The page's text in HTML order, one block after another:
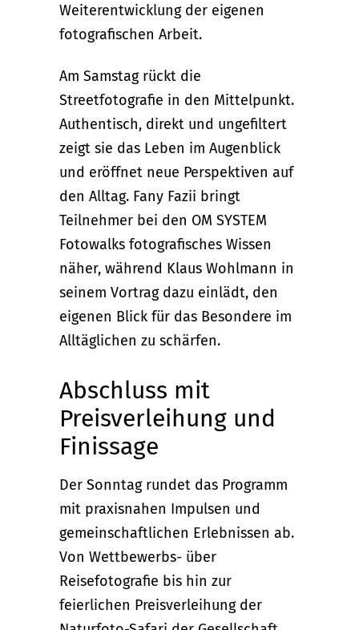
Weiterentwicklung der eigenen
fotografischen Arbeit.
Am Samstag rückt die
Streetfotografie in den Mittelpunkt.
Authentisch, direkt und ungefiltert
zeigt sie das Leben im Augenblick
und eröffnet neue Perspektiven auf
den Alltag. Fany Fazii bringt
Teilnehmer bei den OM SYSTEM
Fotowalks fotografisches Wissen
näher, während Klaus Wohlmann in
seinem Vortrag dazu einlädt, den
eigenen Blick für das Besondere im
Alltäglichen zu schärfen.
Abschluss mit
Preisverleihung und
Finissage
Der Sonntag rundet das Programm
mit praxisnahen Impulsen und
gemeinschaftlichen Erlebnissen ab.
Von Wettbewerbs- über
Reisefotografie bis hin zur
feierlichen Preisverleihung der